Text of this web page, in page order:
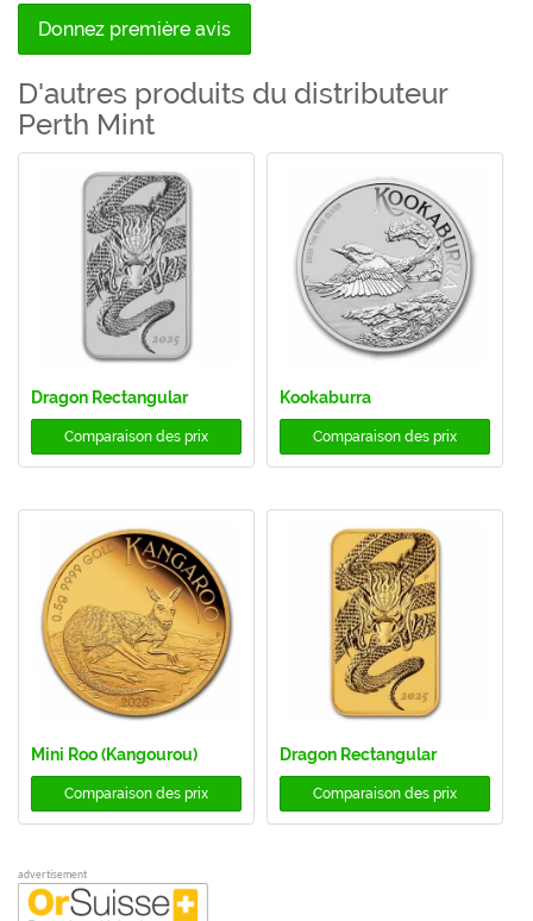
Donnez première avis
D'autres produits du distributeur
Perth Mint
Dragon Rectangular
Comparaison des prix
Kookaburra
Comparaison des prix
Mini Roo (Kangourou)
Comparaison des prix
Dragon Rectangular
Comparaison des prix
advertisement